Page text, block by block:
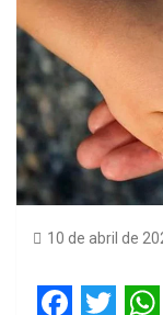
10 de abril de